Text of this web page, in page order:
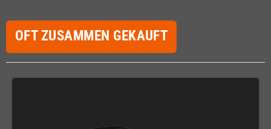
OFT ZUSAMMEN GEKAUFT